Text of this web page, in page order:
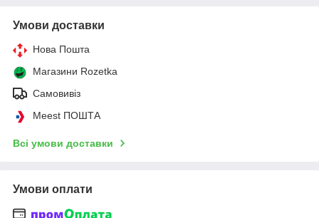
Умови доставки
Нова Пошта
Магазини Rozetka
Самовивіз
Meest ПОШТА
Всі умови доставки
Умови оплати